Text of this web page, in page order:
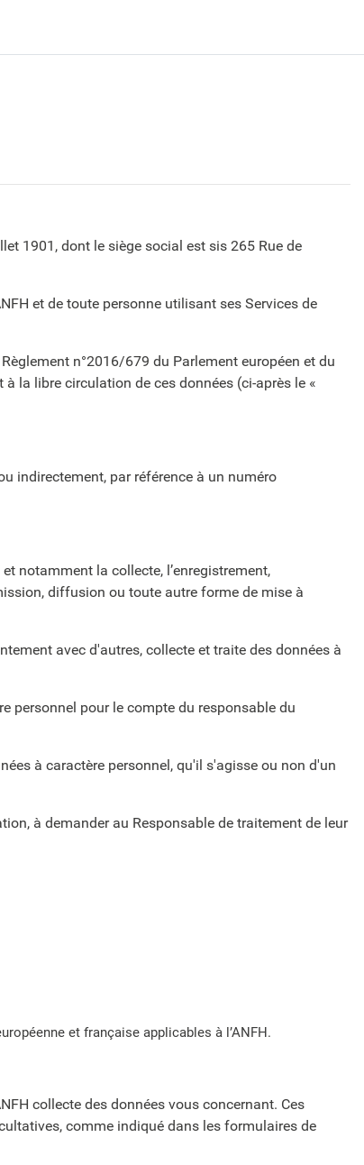
1901, dont le siège social est sis 265 Rue de
et de toute personne utilisant ses Services de
n°2016/679 du Parlement européen et du
la libre circulation de ces données (ci-après le «
indirectement, par référence à un numéro
notamment la collecte, l’enregistrement,
diffusion ou toute autre forme de mise à
avec d'autres, collecte et traite des données à
personnel pour le compte du responsable du
à caractère personnel, qu'il s'agisse ou non d'un
à demander au Responsable de traitement de leur
et française applicables à l’ANFH.
collecte des données vous concernant. Ces
comme indiqué dans les formulaires de